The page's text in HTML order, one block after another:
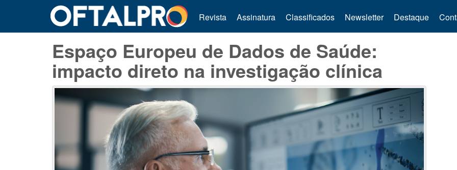
Revista Assinatura Classificados Newsletter Destaque
Espaço Europeu de Dados de Saúde:
impacto direto na investigação clínica